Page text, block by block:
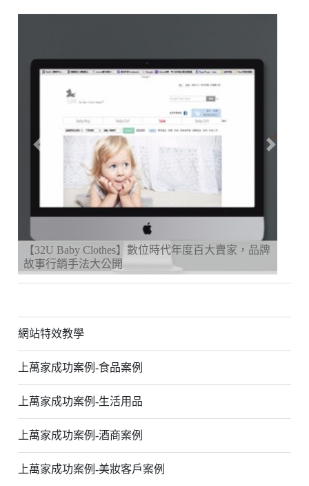
【32U Baby Clothes】數位時代年度百大賣家，品牌
故事行銷手法大公開
Previous Next
網站特效教學
上萬家成功案例-食品案例
上萬家成功案例-生活用品
上萬家成功案例-酒商案例
上萬家成功案例-美妝客戶案例